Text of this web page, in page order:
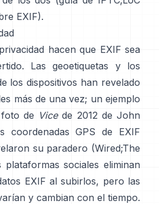
EXIF).
hacen que EXIF sea
Las geoetiquetas y los
los dispositivos han revelado
más de una vez; un ejemplo
de Vicede 2012 de John
coordenadas GPS de EXIF
su paradero (Wired;The
plataformas sociales eliminan
EXIF al subirlos, pero las
y cambian con el tiempo.